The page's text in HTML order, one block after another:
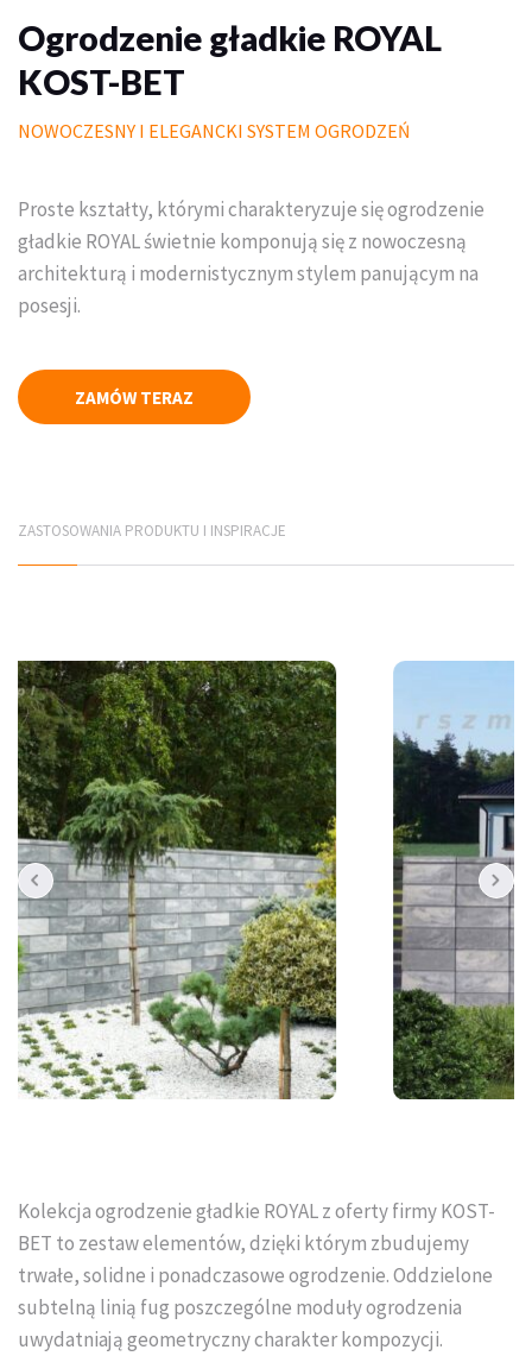
Mała architektura ogrodowa
Meble do domu i ogrodu
Piasek polimerowy
Wymarzony trawnik
Outlet
Płyty elewacyjne
Elementy infrastruktury drogowej
PRODUCENCI
Jadar Śląsk
Galabeton Śląsk
Polbruk Śląsk
Combet Śląsk
Tral-Słupex Śląsk
BRUK SA Śląsk
KOST-BET Śląsk
Bruk Sp. z o.o. Śląsk
Goliat Gres Śląsk
KONTAKT
O FIRMIE
Ogrodzenie gładkie ROYAL
KOST-BET
NOWOCZESNY I ELEGANCKI SYSTEM OGRODZEŃ
Proste kształty, którymi charakteryzuje się ogrodzenie
gładkie ROYAL świetnie komponują się z nowoczesną
architekturą i modernistycznym stylem panującym na
posesji.
ZAMÓW TERAZ
ZASTOSOWANIA PRODUKTU I INSPIRACJE
Kolekcja ogrodzenie gładkie ROYAL z oferty firmy KOST-
BET to zestaw elementów, dzięki którym zbudujemy
trwałe, solidne i ponadczasowe ogrodzenie. Oddzielone
subtelną linią fug poszczególne moduły ogrodzenia
uwydatniają geometryczny charakter kompozycji.